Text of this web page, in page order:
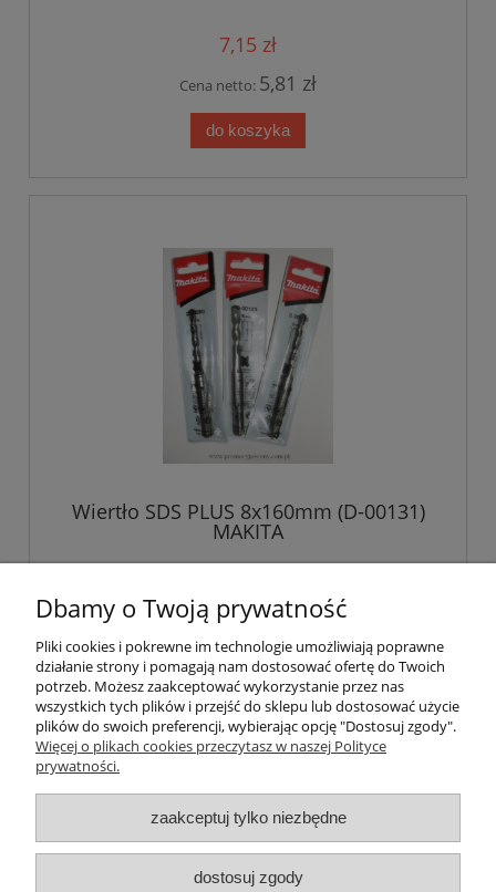
7,15 zł
Cena netto: 5,81 zł
do koszyka
Wiertło SDS PLUS 8x160mm (D-00131)
MAKITA
do koszyka
Inteligentny dom ( POCKET HOME )
Promocje i transport gratis
Automatyka NOVATEK
Polityka prywatności Zwroty i reklamacje
Dbamy o Twoją prywatność
Pliki cookies i pokrewne im technologie umożliwiają poprawne
działanie strony i pomagają nam dostosować ofertę do Twoich
potrzeb. Możesz zaakceptować wykorzystanie przez nas
wszystkich tych plików i przejść do sklepu lub dostosować użycie
plików do swoich preferencji, wybierając opcję "Dostosuj zgody".
Więcej o plikach cookies przeczytasz w naszej Polityce
prywatności.
zaakceptuj tylko niezbędne
dostosuj zgody